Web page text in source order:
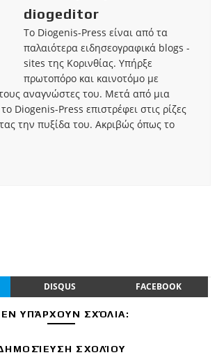
diogeditor
Το Diogenis-Press είναι από τα
παλαιότερα ειδησεογραφικά blogs -
sites της Κορινθίας. Υπήρξε
πρωτοπόρο και καινοτόμο με
αναγνώστες του. Μετά από μια
Diogenis-Press επιστρέφει στις ρίζες
την πυξίδα του. Ακριβώς όπως το
DISQUS FACEBOOK
ΥΠΆΡΧΟΥΝ ΣΧΌΛΙΑ:
ΣΧΟΛΊΟΥ